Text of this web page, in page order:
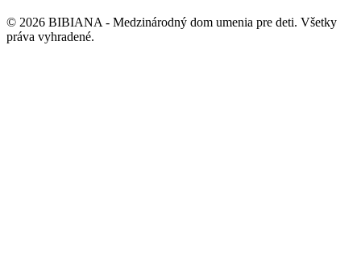
© 2026 BIBIANA - Medzinárodný dom umenia pre deti. Všetky
práva vyhradené.